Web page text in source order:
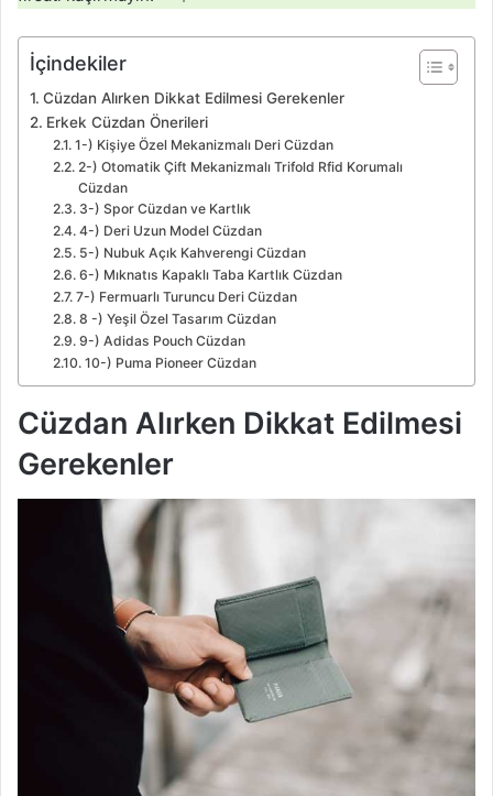
İçindekiler
Cüzdan Alırken Dikkat Edilmesi Gerekenler
Erkek Cüzdan Önerileri
1-) Kişiye Özel Mekanizmalı Deri Cüzdan
2-) Otomatik Çift Mekanizmalı Trifold Rfid Korumalı
Cüzdan
3-) Spor Cüzdan ve Kartlık
4-) Deri Uzun Model Cüzdan
5-) Nubuk Açık Kahverengi Cüzdan
6-) Mıknatıs Kapaklı Taba Kartlık Cüzdan
7-) Fermuarlı Turuncu Deri Cüzdan
8 -) Yeşil Özel Tasarım Cüzdan
9-) Adidas Pouch Cüzdan
10-) Puma Pioneer Cüzdan
Cüzdan Alırken Dikkat Edilmesi
Gerekenler